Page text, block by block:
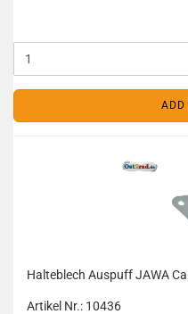
ADD
Halteblech Auspuff JAWA
Artikel Nr.: 10436